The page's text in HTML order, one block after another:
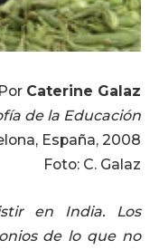
Por Caterine Galaz
de la Educación
España, 2008
Foto: C. Galaz
en India. Los
de lo que no